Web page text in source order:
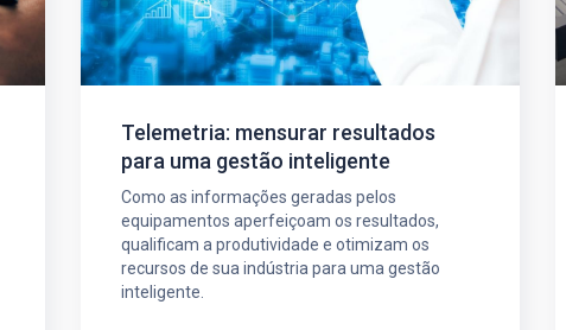
Telemetria: mensurar resultados
para uma gestão inteligente
Como as informações geradas pelos
equipamentos aperfeiçoam os resultados,
qualificam a produtividade e otimizam os
recursos de sua indústria para uma gestão
inteligente.